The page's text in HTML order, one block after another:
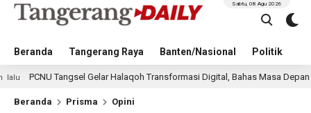
Beranda Tangerang Raya Banten/Nasional Politik
Sabtu, 08 Agu 2026
Gelar Halaqoh Transformasi Digital, Bahas Masa Depan NU di Era
Beranda Prisma Opini